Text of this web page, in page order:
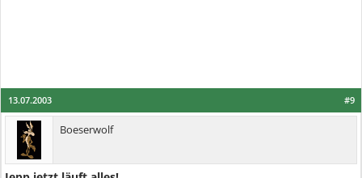
#9
13.07.2003
Boeserwolf